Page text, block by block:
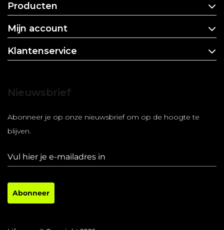
Producten
Mijn account
Klantenservice
Nieuwsbrief
Abonneer je op onze nieuwsbrief om op de hoogte te
blijven.
Abonneer